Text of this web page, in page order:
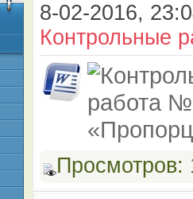
8-02-2016,
Контрольные